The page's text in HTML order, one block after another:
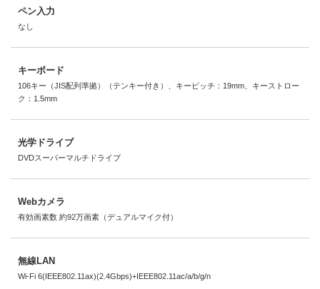
ペン入力
なし
キーボード
106キー（JIS配列準拠）（テンキー付き）、キーピッチ：19mm、キーストロー
ク：1.5mm
光学ドライブ
DVDスーパーマルチドライブ
Webカメラ
有効画素数 約92万画素（デュアルマイク付）
無線LAN
Wi-Fi 6(IEEE802.11ax)(2.4Gbps)+IEEE802.11ac/a/b/g/n